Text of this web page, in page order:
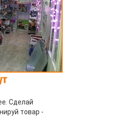
Сделай
товар -